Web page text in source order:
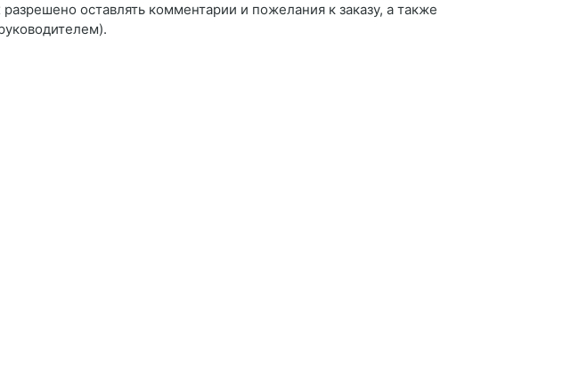
оставлять комментарии и пожелания к заказу, а также